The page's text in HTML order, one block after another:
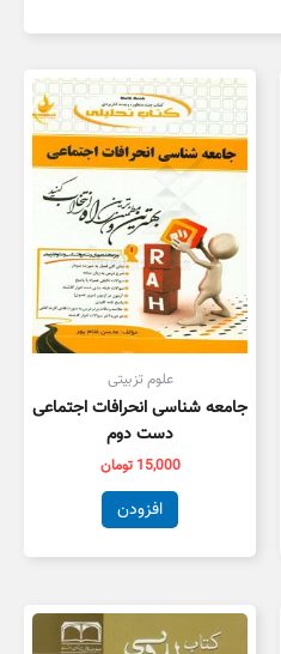
علوم تزبیتی
جامعه شناسی انحرافات اجتماعی
دست دوم
15,000 تومان
افزودن